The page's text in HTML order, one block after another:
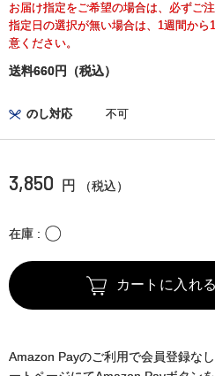
お届け指定をご希望の場合は、必ずご
指定日の選択が無い場合は、1週間か
意ください。
送料660円（税込）
のし対応 不可
3,850 円 （税込）
在庫 〇
カートに入れる
Amazon Payのご利用で会員登録な